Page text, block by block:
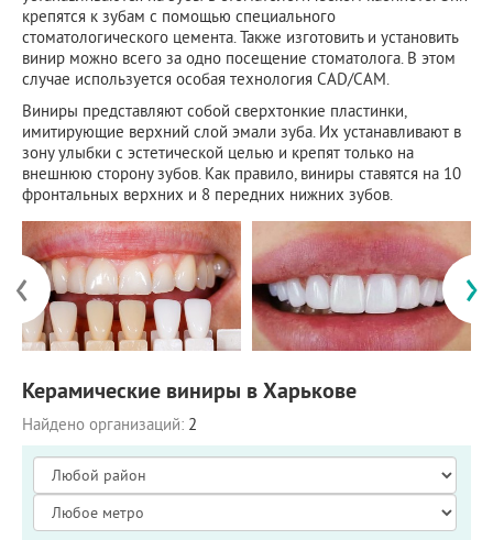
крепятся к зубам с помощью специального
стоматологического цемента. Также изготовить и установить
винир можно всего за одно посещение стоматолога. В этом
случае используется особая технология CAD/CAM.
Виниры представляют собой сверхтонкие пластинки,
имитирующие верхний слой эмали зуба. Их устанавливают в
зону улыбки с эстетической целью и крепят только на
внешнюю сторону зубов. Как правило, виниры ставятся на 10
фронтальных верхних и 8 передних нижних зубов.
‹ ›
Керамические виниры в Харькове
Найдено организаций: 2